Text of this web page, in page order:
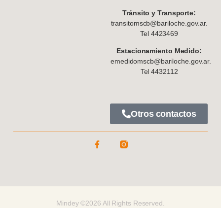
Tránsito y Transporte:
transitomscb@bariloche.gov.ar.
Tel 4423469
Estacionamiento Medido:
emedidomscb@bariloche.gov.ar.
Tel 4432112
Otros contactos
Mindey ©2026 All Rights Reserved.